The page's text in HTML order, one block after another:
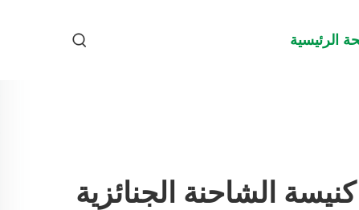
الرئيسية
الشاحنة الجنائزية